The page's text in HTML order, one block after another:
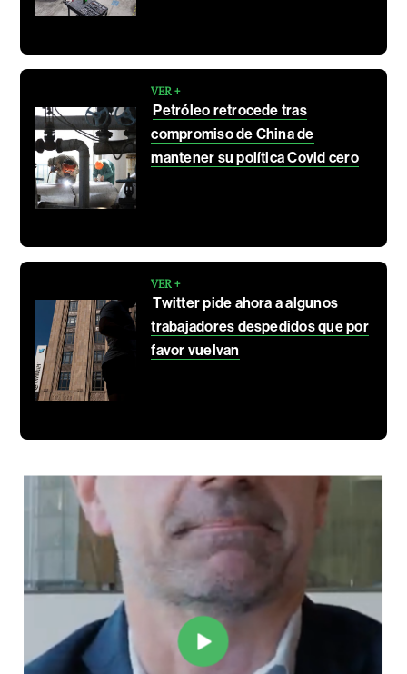
VER +
Petróleo retrocede tras
compromiso de China de
mantener su política Covid cero
VER +
Twitter pide ahora a algunos
trabajadores despedidos que por
favor vuelvan